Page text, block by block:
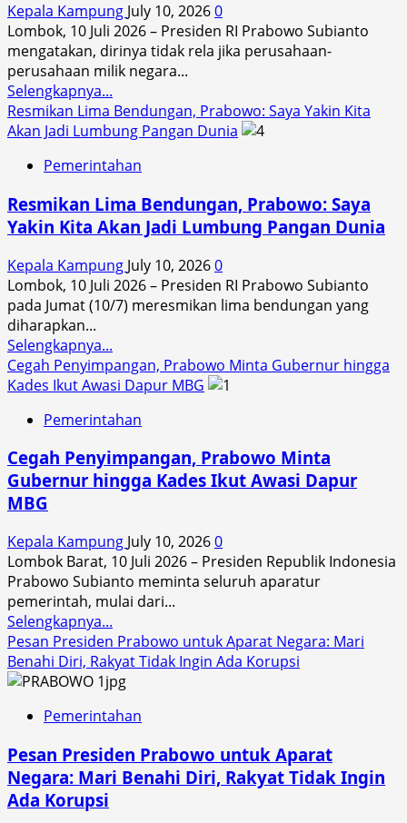
Prabowo:
Saya
Titip
Jaga
Bendungan
Ini
dengan
Baik
Kepala Kampung July 10, 20260
Lombok, 10 Juli 2026 – Presiden RI Prabowo Subianto
mengatakan, dirinya tidak rela jika perusahaan-
perusahaan milik negara...
Selengkapnya...
more
about
Tak
BUMN
Industri
Dijual
ke
Asing:
Bangkitkan!
Resmikan Lima Bendungan, Prabowo: Saya Yakin Kita
Akan Jadi Lumbung Pangan Dunia
Pemerintahan
Resmikan Lima Bendungan, Prabowo: Saya
Yakin Kita Akan Jadi Lumbung Pangan Dunia
Kepala Kampung July 10, 20260
Lombok, 10 Juli 2026 – Presiden RI Prabowo Subianto
pada Jumat (10/7) meresmikan lima bendungan yang
diharapkan...
Selengkapnya...
more
about
Lima
Prabowo:
Saya
Akan
Jadi
Lumbung
Pangan
Dunia
Cegah Penyimpangan, Prabowo Minta Gubernur hingga
Kades Ikut Awasi Dapur MBG
Pemerintahan
Cegah Penyimpangan, Prabowo Minta
Gubernur hingga Kades Ikut Awasi Dapur
MBG
Kepala Kampung July 10, 20260
Lombok Barat, 10 Juli 2026 – Presiden Republik Indonesia
Prabowo Subianto meminta seluruh aparatur
pemerintah, mulai dari...
Selengkapnya...
more
about
Cegah
Prabowo
Gubernur
hingga
Pesan Presiden Prabowo untuk Aparat Negara: Mari
Benahi Diri, Rakyat Tidak Ingin Ada Korupsi
Pemerintahan
Pesan Presiden Prabowo untuk Aparat
Negara: Mari Benahi Diri, Rakyat Tidak Ingin
Ada Korupsi